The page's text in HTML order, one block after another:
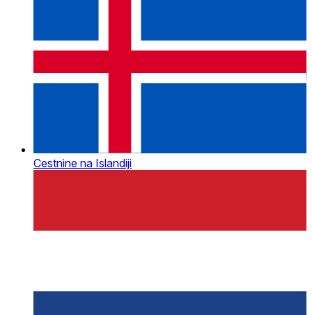
Cestnine na Islandiji